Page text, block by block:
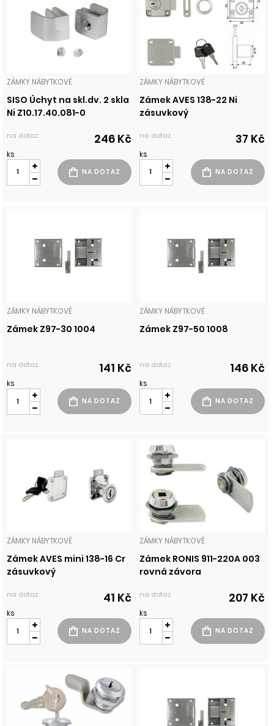
ZÁMKY NÁBYTKOVÉ
SISO Úchyt na skl.dv. 2 skla
Ni Z10.17.40.081-0
na dotaz 246 Kč
ks
ZÁMKY NÁBYTKOVÉ
Zámek AVES 138-22 Ni
zásuvkový
na dotaz 37 Kč
ks
ZÁMKY NÁBYTKOVÉ
Zámek Z97-30 1004
na dotaz 141 Kč
ks
ZÁMKY NÁBYTKOVÉ
Zámek Z97-50 1008
na dotaz 146 Kč
ks
ZÁMKY NÁBYTKOVÉ
Zámek AVES mini 138-16 Cr
zásuvkový
na dotaz 41 Kč
ks
ZÁMKY NÁBYTKOVÉ
Zámek RONIS 911-220A 003
rovná závora
na dotaz 207 Kč
ks